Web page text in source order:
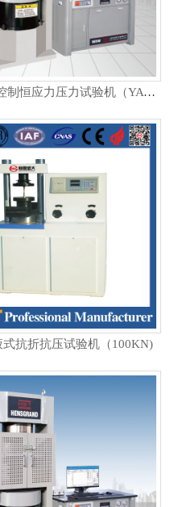
阜新微机控制恒应力压力试验机（YAW-2000)
式抗折抗压试验机（100KN)